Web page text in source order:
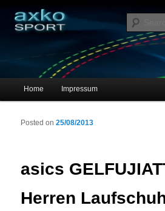
axko-sport –
Main menu
Skip to primary content
Skip to secondary content
Home Impressum
asics
Herren
Posted on25/08/2013